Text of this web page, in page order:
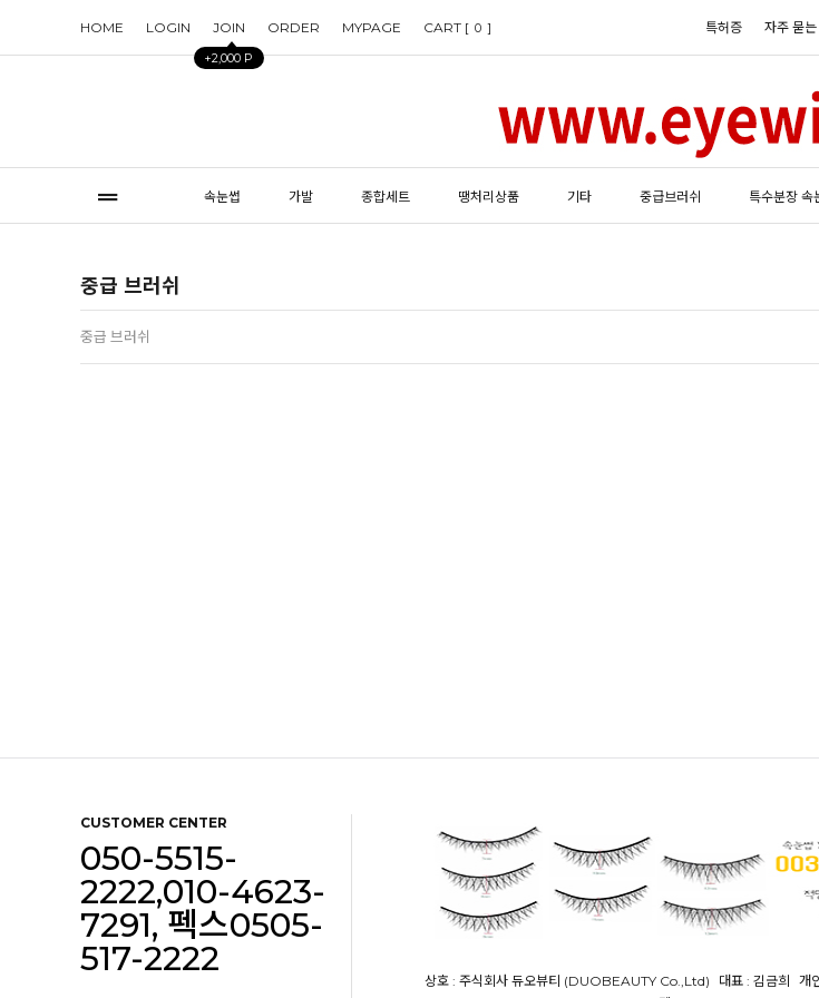
HOME LOGIN JOIN
+2,000 P
ORDER MYPAGE CART [ 0 ] 특허증 자주 묻
속눈썹 가발 종합세트 땡처리상품 기타 중급브러쉬 특수분장 속
중급 브러쉬
중급 브러쉬
CUSTOMER CENTER
050-5515-
2222,010-4623-
7291, 펙스0505-
517-2222
상호 : 주식회사 듀오뷰티 (DUOBEAUTY Co.,Ltd) 대표 : 김금희 개